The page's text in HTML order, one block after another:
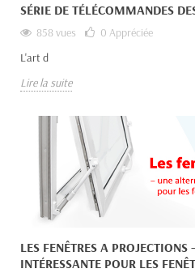
SÉRIE DE TÉLÉCOMMANDES
858 vues 0 Appréciée
L'art d
Lire la suite
LES FENÊTRES A
INTÉRESSANTE POUR LES